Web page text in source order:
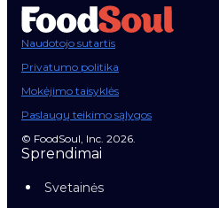
Naudotojo sutartis
Privatumo politika
Mokėjimo taisyklės
Paslaugų teikimo sąlygos
© FoodSoul, Inc. 2026.
Sprendimai
Svetainės